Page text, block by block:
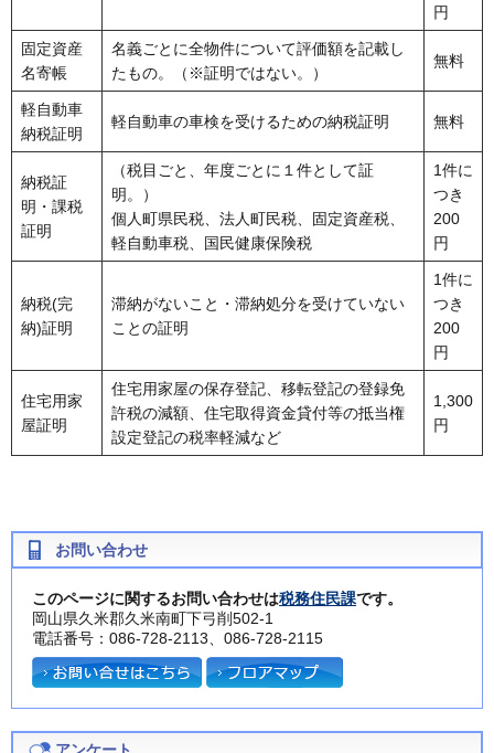
円
固定資産
名寄帳
名義ごとに全物件について評価額を記載し
たもの。（※証明ではない。）
無料
軽自動車
納税証明
軽自動車の車検を受けるための納税証明 無料
納税証
明・課税
証明
（税目ごと、年度ごとに１件として証
明。）
個人町県民税、法人町民税、固定資産税、
軽自動車税、国民健康保険税
1件に
つき
200
円
納税(完
納)証明
滞納がないこと・滞納処分を受けていない
ことの証明
1件に
つき
200
円
住宅用家
屋証明
住宅用家屋の保存登記、移転登記の登録免
許税の減額、住宅取得資金貸付等の抵当権
設定登記の税率軽減など
1,300
円
お問い合わせ
このページに関するお問い合わせは税務住民課です。
岡山県久米郡久米南町下弓削502-1
電話番号：086-728-2113、086-728-2115